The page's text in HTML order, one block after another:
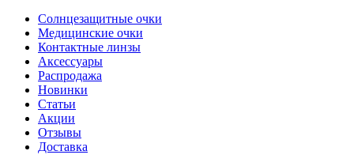
Солнцезащитные очки
Медицинские очки
Контактные линзы
Аксессуары
Распродажа
Новинки
Статьи
Акции
Отзывы
Доставка